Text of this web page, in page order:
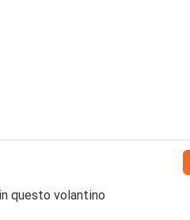
in questo volantino